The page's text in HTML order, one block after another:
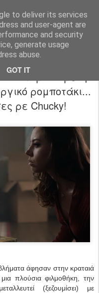
to deliver its services
and user-agent are
and security
generate usage
abuse.
GOT ITδαιμονισμένη
ρομποτάκι...
ρε Chucky!
άφησαν στην κραταιά
πλούσια φιλμοθήκη, την
(ξεζουμίσει) με